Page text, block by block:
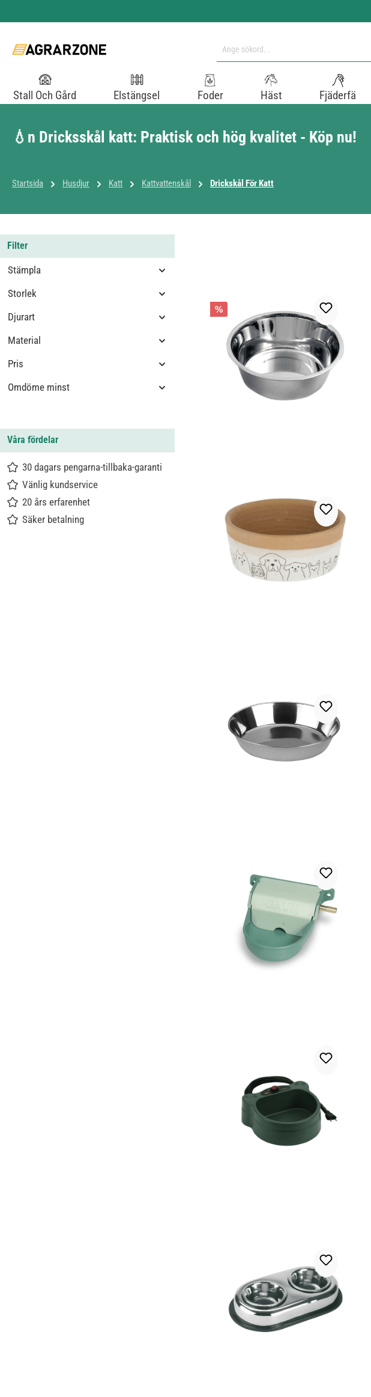
Stall Och Gård Elstängsel Foder Häst Fjäderfä
💧n Dricksskål katt: Praktisk och hög kvalitet - Köp nu!
Startsida Husdjur Katt Kattvattenskål Drickskål För Katt
Filter
Stämpla
Storlek
Djurart
Material
Pris
Omdöme minst
Våra fördelar
30 dagars pengarna-tillbaka-garanti
Vänlig kundservice
20 års erfarenhet
Säker betalning
%